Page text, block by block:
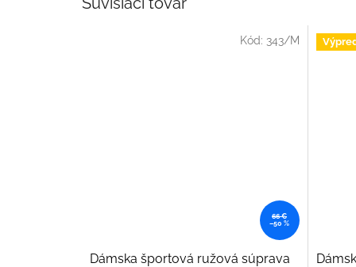
66 €
–50 %
Dámska športová ružová súprava
Kód: 343/M